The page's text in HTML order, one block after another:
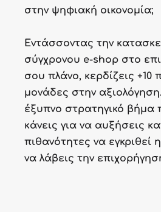
στην ψηφιακή οικονομία;
Εντάσσοντας την
σύγχρονου e-shop στο
σου πλάνο, κερδίζεις +10
μονάδες στην
έξυπνο στρατηγικό βήμα
κάνεις για να αυξήσεις
πιθανότητες να εγκριθεί
να λάβεις την